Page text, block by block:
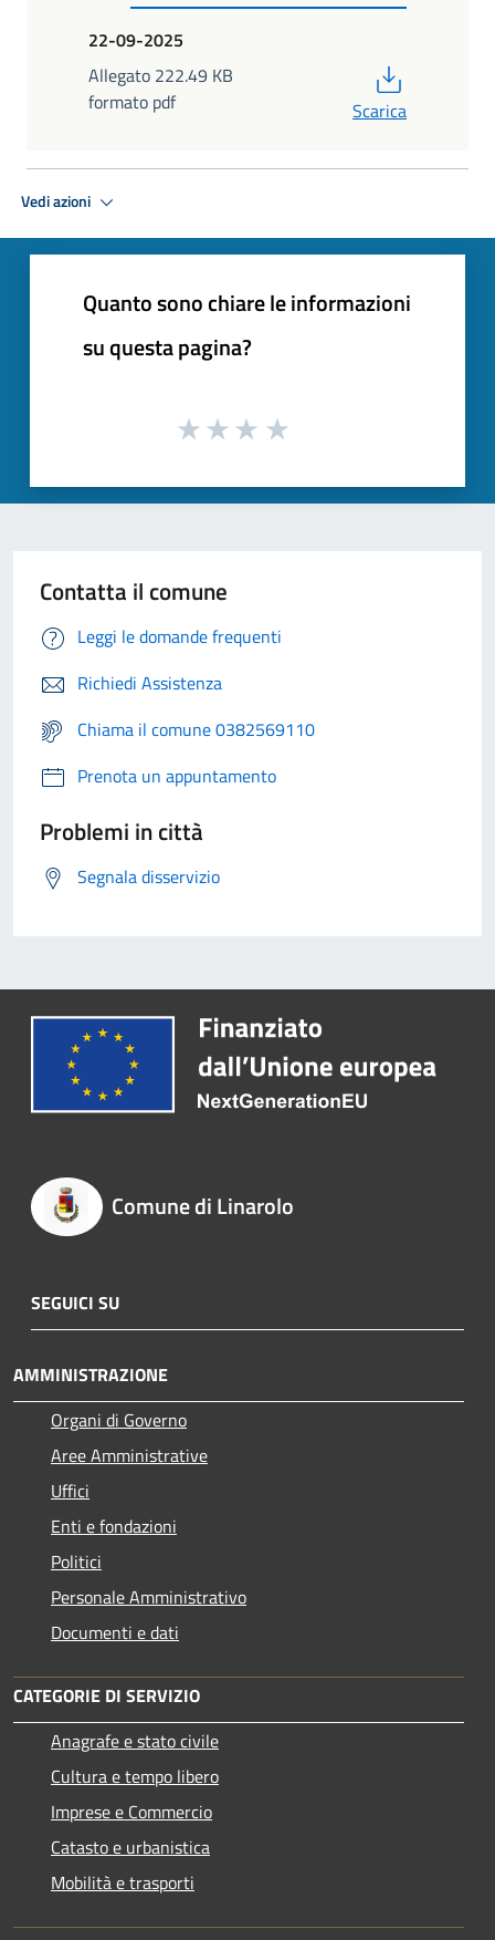
22-09-2025
Allegato 222.49 KB
formato pdf
Scarica
Vedi azioni
Quanto sono chiare le informazioni
su questa pagina?
Contatta il comune
Leggi le domande frequenti
Richiedi Assistenza
Chiama il comune 0382569110
Prenota un appuntamento
Problemi in città
Segnala disservizio
Comune di Linarolo
SEGUICI SU
AMMINISTRAZIONE
Organi di Governo
Aree Amministrative
Uffici
Enti e fondazioni
Politici
Personale Amministrativo
Documenti e dati
CATEGORIE DI SERVIZIO
Anagrafe e stato civile
Cultura e tempo libero
Imprese e Commercio
Catasto e urbanistica
Mobilità e trasporti